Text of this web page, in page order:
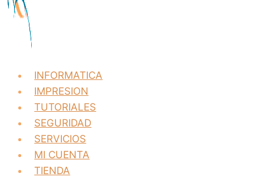
INFORMATICA
IMPRESION
TUTORIALES
SEGURIDAD
SERVICIOS
MI CUENTA
TIENDA